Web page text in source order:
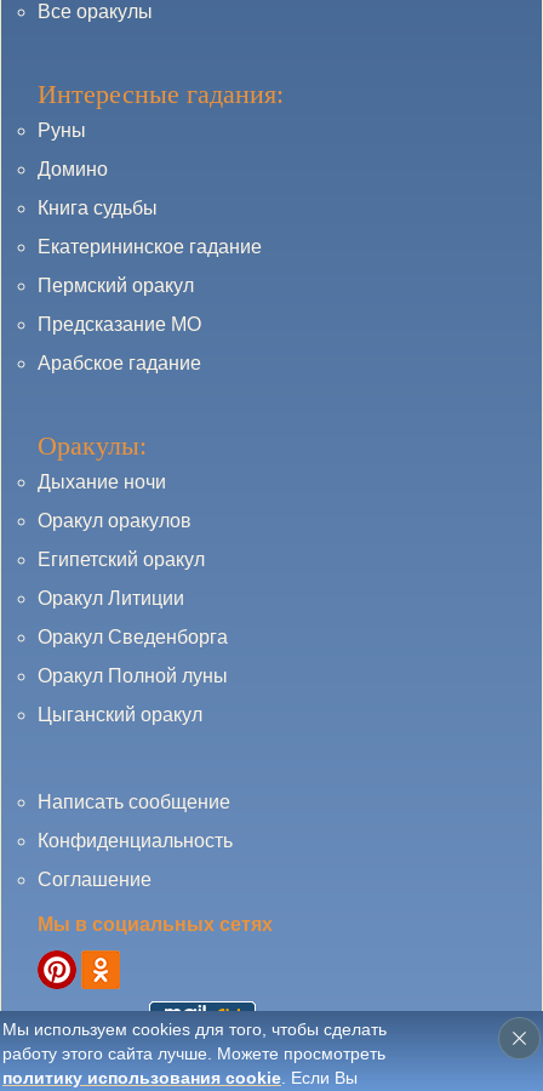
Все оракулы
Интересные гадания:
Руны
Домино
Книга судьбы
Екатерининское гадание
Пермский оракул
Предсказание МО
Арабское гадание
Оракулы:
Дыхание ночи
Оракул оракулов
Египетский оракул
Оракул Литиции
Оракул Сведенборга
Оракул Полной луны
Цыганский оракул
Написать сообщение
Конфиденциальность
Соглашение
Мы в социальных сетях
© 2010 - 2025 DamaTaro.ru All Rights Reserved. Запрещено копирование без
Мы используем cookies для того, чтобы сделать
работу этого сайта лучше. Можете просмотреть
политику использования cookie . Если Вы